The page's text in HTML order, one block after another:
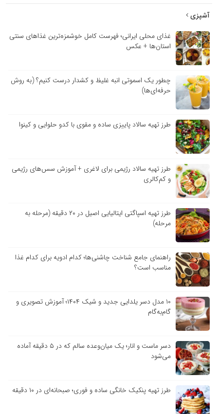
آشپزی
غذای محلی ایرانی؛ فهرست کامل خوشمزه‌ترین غذاهای سنتی
استان‌ها + عکس
چطور یک اسموتی انبه غلیظ و کشدار درست کنیم؟ (به روش
حرفه‌ای‌ها)
طرز تهیه سالاد پاییزی ساده و مقوی با کدو حلوایی و کینوا
طرز تهیه سالاد رژیمی برای لاغری + آموزش سس‌های رژیمی
و کم‌کالری
طرز تهیه اسپاگتی ایتالیایی اصیل در ۲۰ دقیقه (مرحله به
مرحله)
راهنمای جامع شناخت چاشنی‌ها؛ کدام ادویه برای کدام غذا
مناسب است؟
۱۰ مدل دسر یلدایی جدید و شیک ۱۴۰۴؛ آموزش تصویری و
گام‌به‌گام
دسر ماست و انار؛ یک میان‌وعده سالم که در ۵ دقیقه آماده
می‌شود
طرز تهیه پنکیک خانگی ساده و فوری؛ صبحانه‌ای در ۱۰ دقیقه